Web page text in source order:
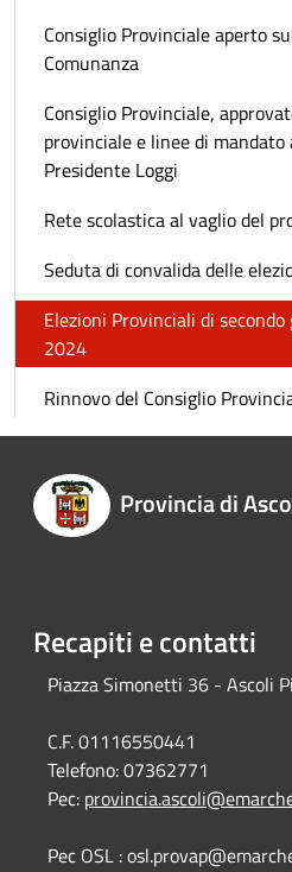
Consiglio Provinciale aperto
Comunanza
Consiglio Provinciale,
provinciale e linee di mandato
Presidente Loggi
Rete scolastica al vaglio del
Seduta di convalida delle
Elezioni Provinciali di
2024
Rinnovo del Consiglio
Provincia di
Recapiti e contatti
Piazza Simonetti 36 - Ascoli
C.F. 01116550441
Telefono:07362771
Pec:
Pec OSL :